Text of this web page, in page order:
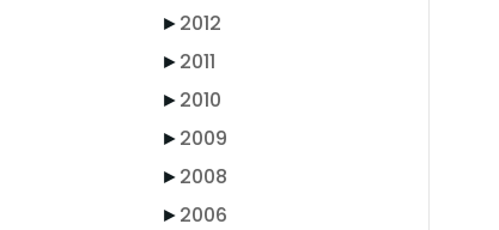
►2012
►2011
►2010
►2009
►2008
►2006